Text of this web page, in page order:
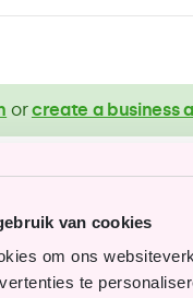
van cookies
om ons
te
orcreate a business
of gluten-free products
quality